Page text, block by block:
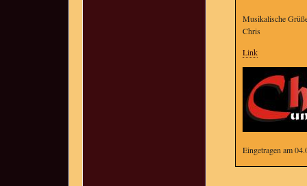
Musikalische
Chris
Link
Eingetragen am